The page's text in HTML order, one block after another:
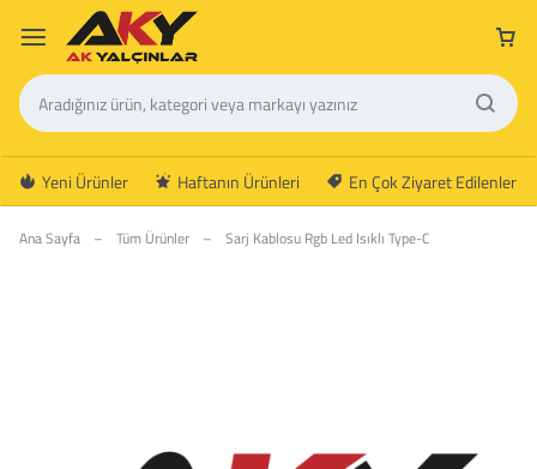
Yeni Ürünler Haftanın Ürünleri En Çok Ziyaret Edilenler
Ana Sayfa – Tüm Ürünler – Sarj Kablosu Rgb Led Isıklı Type-C